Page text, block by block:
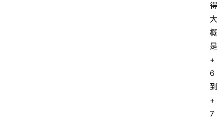
得
大
概
是
+
6
到
+
7